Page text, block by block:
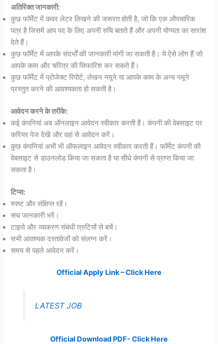
अतिरिक्त जानकारी:
कुछ फॉर्मेट में कवर लेटर लिखने की जरूरत होती है, जो कि एक औपचारिक
पत्र है जिसमें आप पद के लिए अपनी रुचि बताते हैं और अपनी योग्यता का सारांश
देते हैं।
कुछ फॉर्मेट में आपके संदर्भों की जानकारी मांगी जा सकती है। ये ऐसे लोग हैं जो
आपके काम और चरित्र की सिफारिश कर सकते हैं।
कुछ फॉर्मेट में प्रोजेक्ट रिपोर्ट, लेखन नमूने या आपके काम के अन्य नमूने
प्रस्तुत करने की आवश्यकता हो सकती है।
आवेदन करने के तरीके:
कई कंपनियां अब ऑनलाइन आवेदन स्वीकार करती हैं। कंपनी की वेबसाइट पर
करियर पेज देखें और वहां से आवेदन करें।
कुछ कंपनियां अभी भी ऑफलाइन आवेदन स्वीकार करती हैं। फॉर्मेट कंपनी की
वेबसाइट से डाउनलोड किया जा सकता है या सीधे कंपनी से प्राप्त किया जा
सकता है।
टिप्स:
स्पष्ट और संक्षिप्त रहें।
सच जानकारी भरें।
टाइपो और व्याकरण संबंधी त्रुटियों से बचें।
सभी आवश्यक दस्तावेजों को संलग्न करें।
समय से पहले आवेदन करें।
Official Apply Link – Click Here
LATEST JOB
Official Download PDF- Click Here